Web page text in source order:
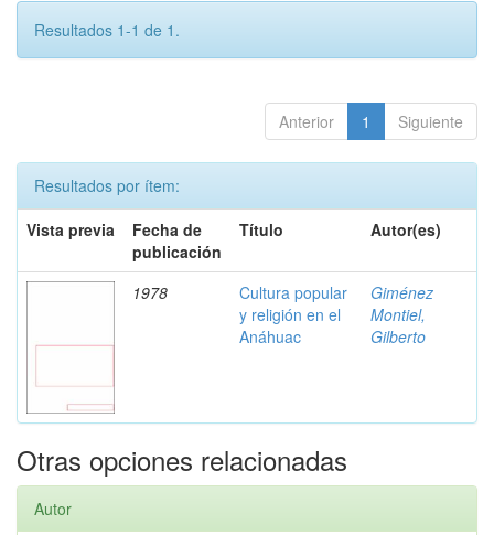
Resultados 1-1 de 1.
Anterior 1 Siguiente
Resultados por ítem:
Vista previa
Fecha de
publicación
Título Autor(es)
1978
Cultura popular
y religión en el
Anáhuac
Giménez
Montiel,
Gilberto
Otras opciones relacionadas
Autor